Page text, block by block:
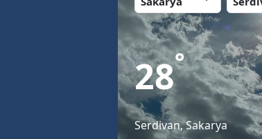
28°
Serdivan, Sakarya